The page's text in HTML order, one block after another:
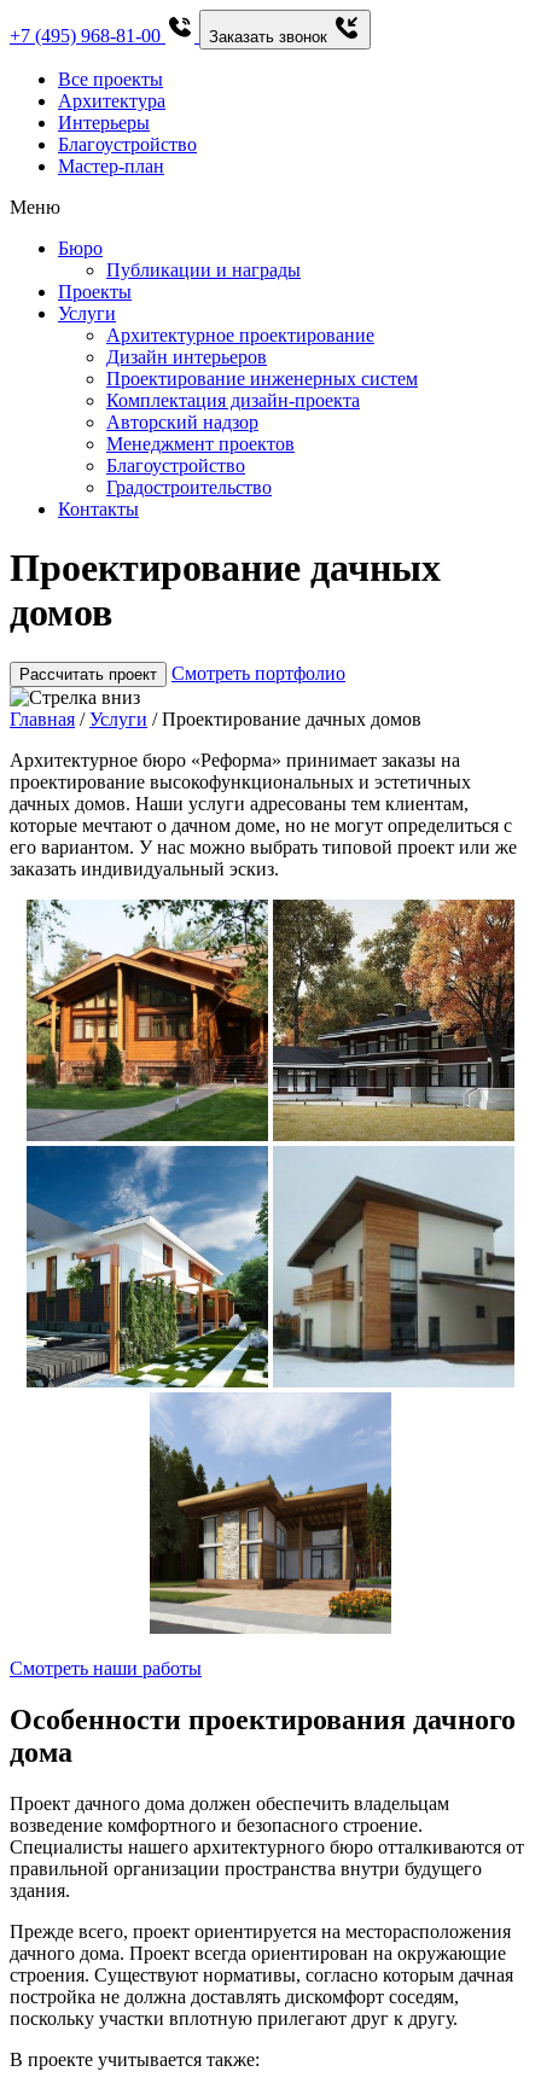
+7 (495) 968-81-00 Заказать звонок
Все проекты
Архитектура
Интерьеры
Благоустройство
Мастер-план
Меню
Бюро
Публикации и награды
Проекты
Услуги
Архитектурное проектирование
Дизайн интерьеров
Проектирование инженерных систем
Комплектация дизайн-проекта
Авторский надзор
Менеджмент проектов
Благоустройство
Градостроительство
Контакты
Проектирование дачных
домов
Рассчитать проект Смотреть портфолио
Главная /Услуги /Проектирование дачных домов
Архитектурное бюро «Реформа» принимает заказы на
проектирование высокофункциональных и эстетичных
дачных домов. Наши услуги адресованы тем клиентам,
которые мечтают о дачном доме, но не могут определиться с
его вариантом. У нас можно выбрать типовой проект или же
заказать индивидуальный эскиз.
Смотреть наши работы
Особенности проектирования дачного
дома
Проект дачного дома должен обеспечить владельцам
возведение комфортного и безопасного строение.
Специалисты нашего архитектурного бюро отталкиваются от
правильной организации пространства внутри будущего
здания.
Прежде всего, проект ориентируется на месторасположения
дачного дома. Проект всегда ориентирован на окружающие
строения. Существуют нормативы, согласно которым дачная
постройка не должна доставлять дискомфорт соседям,
поскольку участки вплотную прилегают друг к другу.
В проекте учитывается также: